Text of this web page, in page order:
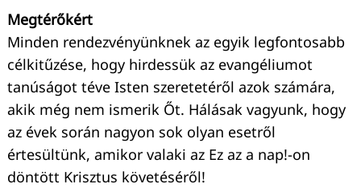
Megtérőkért
Minden rendezvényünknek az egyik legfontosabb
célkitűzése, hogy hirdessük az evangéliumot
tanúságot téve Isten szeretetéről azok számára,
akik még nem ismerik Őt. Hálásak vagyunk, hogy
az évek során nagyon sok olyan esetről
értesültünk, amikor valaki az Ez az a nap!-on
döntött Krisztus követéséről!